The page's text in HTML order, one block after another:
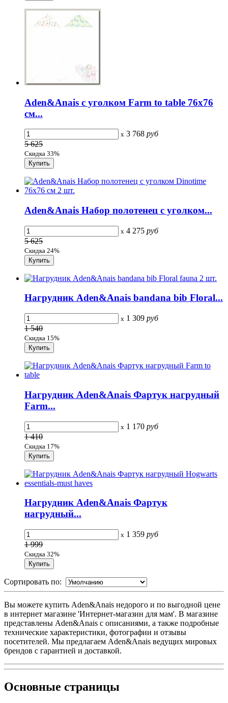
Aden&Anais с уголком Farm to table 76х76
см...
x 3 768 руб
5 625
Скидка 33%
Aden&Anais Набор полотенец с уголком...
x 4 275 руб
5 625
Скидка 24%
Нагрудник Aden&Anais bandana bib Floral...
x 1 309 руб
1 540
Скидка 15%
Нагрудник Aden&Anais Фартук нагрудный
Farm...
x 1 170 руб
1 410
Скидка 17%
Нагрудник Aden&Anais Фартук
нагрудный...
x 1 359 руб
1 999
Скидка 32%
Сортировать по:
Вы можете купить Aden&Anais недорого и по выгодной цене
в интернет магазине 'Интернет-магазин для мам'. В магазине
представлены Aden&Anais с описаниями, а также подробные
технические характеристики, фотографии и отзывы
посетителей. Мы предлагаем Aden&Anais ведущих мировых
брендов с гарантией и доставкой.
Основные страницы